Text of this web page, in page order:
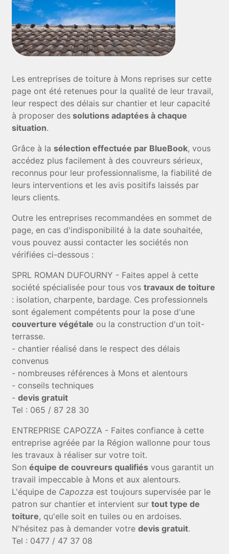
Les entreprises de toiture à Mons reprises sur cette
page ont été retenues pour la qualité de leur travail,
leur respect des délais sur chantier et leur capacité
à proposer des solutions adaptées à chaque
situation.
Grâce à lasélection effectuée par BlueBook, vous
accédez plus facilement à des couvreurs sérieux,
reconnus pour leur professionnalisme, la fiabilité de
leurs interventions et les avis positifs laissés par
leurs clients.
Outre les entreprises recommandées en sommet de
page, en cas d'indisponibilité à la date souhaitée,
vous pouvez aussi contacter les sociétés non
vérifiées ci-dessous :
SPRL ROMAN DUFOURNY - Faites appel à cette
société spécialisée pour tous vostravaux de toiture
: isolation, charpente, bardage. Ces professionnels
sont également compétents pour la pose d'une
couverture végétale ou la construction d'un toit-
terrasse.
- chantier réalisé dans le respect des délais
convenus
- nombreuses références à Mons et alentours
- conseils techniques
-devis gratuit
Tel : 065 / 87 28 30
ENTREPRISE CAPOZZA - Faites confiance à cette
entreprise agréée par la Région wallonne pour tous
les travaux à réaliser sur votre toit.
Sonéquipe de couvreurs qualifiés vous garantit un
travail impeccable à Mons et aux alentours.
L'équipe de Capozza est toujours supervisée par le
patron sur chantier et intervient surtout type de
toiture, qu'elle soit en tuiles ou en ardoises.
N'hésitez pas à demander votredevis gratuit.
Tel : 0477 / 47 37 08